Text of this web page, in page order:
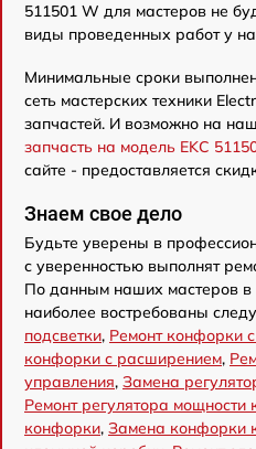
511501 W для мастеров не
виды проведенных работ у
Минимальные сроки
сеть мастерских техники
запчастей. И возможно на
запчасть на модель EKC
сайте - предоставляется
Знаем свое дело
Будьте уверены в
с уверенностью выполнят
По данным наших мастеров в
наиболее востребованы
подсветки, Ремонт конфорки
конфорки с расширением,
управления, Замена
Ремонт регулятора мощности
конфорки, Замена конфорки